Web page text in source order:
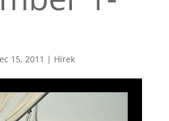
15, 2011 | Hírek